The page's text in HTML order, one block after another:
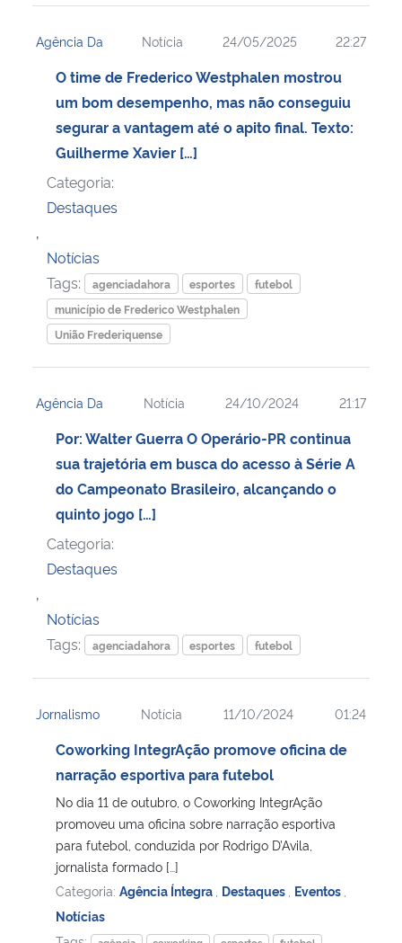
Agência Da Notícia 24/05/2025 22:27
O time de Frederico Westphalen mostrou
um bom desempenho, mas não conseguiu
segurar a vantagem até o apito final. Texto:
Guilherme Xavier […]
Categoria:
Destaques
,
Notícias
Tags:
agenciadahora esportes
futebol
município de Frederico Westphalen
União Frederiquense
Agência Da Notícia 24/10/2024 21:17
Por: Walter Guerra O Operário-PR continua
sua trajetória em busca do acesso à Série A
do Campeonato Brasileiro, alcançando o
quinto jogo […]
Categoria:
Destaques
,
Notícias
Tags:
agenciadahora esportes futebol
Jornalismo Notícia 11/10/2024 01:24
Coworking IntegrAção promove oficina de
narração esportiva para futebol
No dia 11 de outubro, o Coworking IntegrAção
promoveu uma oficina sobre narração esportiva
para futebol, conduzida por Rodrigo D’Avila,
jornalista formado […]
Categoria: Agência Íntegra Destaques Eventos
Notícias